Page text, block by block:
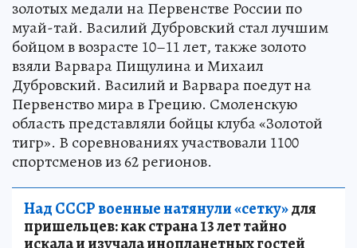
золотых медали на Первенстве России по
муай-тай. Василий Дубровский стал лучшим
бойцом в возрасте 10–11 лет, также золото
взяли Варвара Пищулина и Михаил
Дубровский. Василий и Варвара поедут на
Первенство мира в Грецию. Смоленскую
область представляли бойцы клуба «Золотой
тигр». В соревнованиях участвовали 1100
спортсменов из 62 регионов.
Над СССР военные натянули «сетку»для
пришельцев: как страна 13 лет тайно
искала и изучала инопланетных гостей